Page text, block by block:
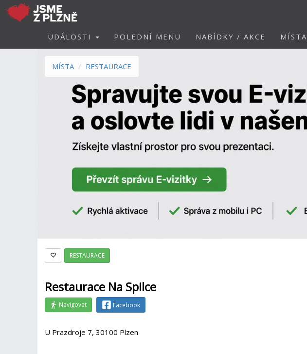
UDÁLOSTI POLEDNÍ MENU NABÍDKY / AKCE MÍSTA
MÍSTA RESTAURACE
RESTAURACE
Restaurace Na Spilce
Navigovat Facebook
U Prazdroje 7, 30100 Plzen